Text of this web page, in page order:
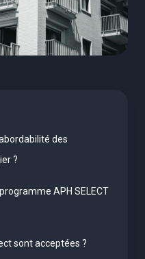
des
?
APH SELECT
sont acceptées ?